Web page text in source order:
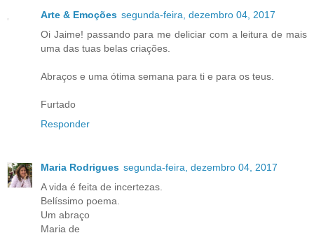
Arte & Emoções segunda-feira, dezembro 04, 2017
Oi Jaime! passando para me deliciar com a leitura de mais
uma das tuas belas criações.
Abraços e uma ótima semana para ti e para os teus.
Furtado
Responder
Maria Rodrigues segunda-feira, dezembro 04, 2017
A vida é feita de incertezas.
Belíssimo poema.
Um abraço
Maria de